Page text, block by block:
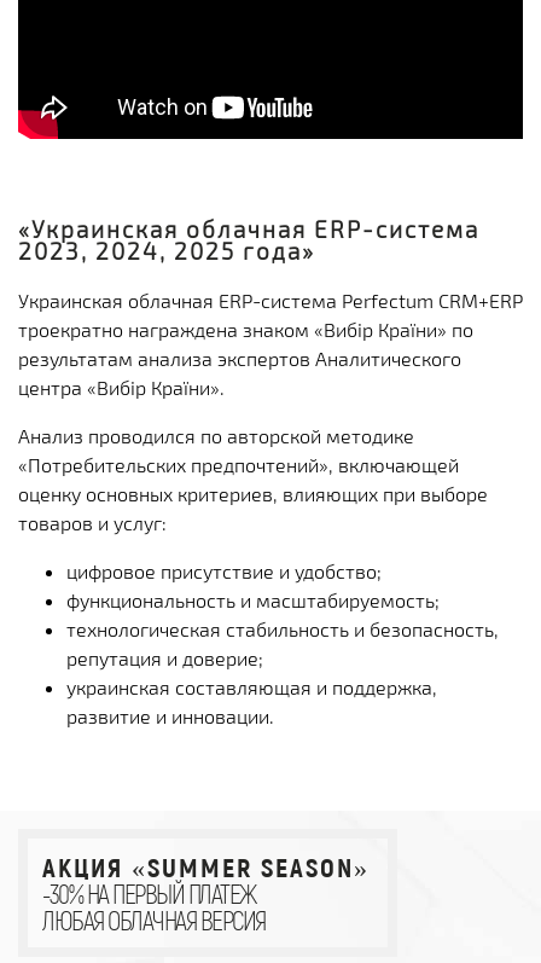
«Украинская облачная ERP-система
2023, 2024, 2025 года»
Украинская облачная ERP-система Perfectum CRM+ERP
троекратно награждена знаком «Вибір Країни» по
результатам анализа экспертов Аналитического
центра «Вибір Країни».
Анализ проводился по авторской методике
«Потребительских предпочтений», включающей
оценку основных критериев, влияющих при выборе
товаров и услуг:
цифровое присутствие и удобство;
функциональность и масштабируемость;
технологическая стабильность и безопасность,
репутация и доверие;
украинская составляющая и поддержка,
развитие и инновации.
АКЦИЯ «SUMMER SEASON»
-30% НА ПЕРВЫЙ ПЛАТЕЖ
ЛЮБАЯ ОБЛАЧНАЯ ВЕРСИЯ